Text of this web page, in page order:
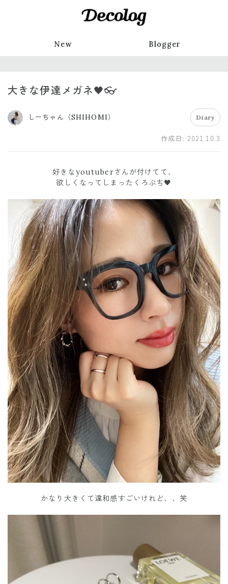
New Blogger
大きな伊達メガネ🖤👓
しーちゃん（SHIHOMI） Diary
作成日: 2021.10.3
好きなyoutuberさんが付けてて、
欲しくなってしまったくろぶち🖤
かなり大きくて違和感すごいけれど、、笑